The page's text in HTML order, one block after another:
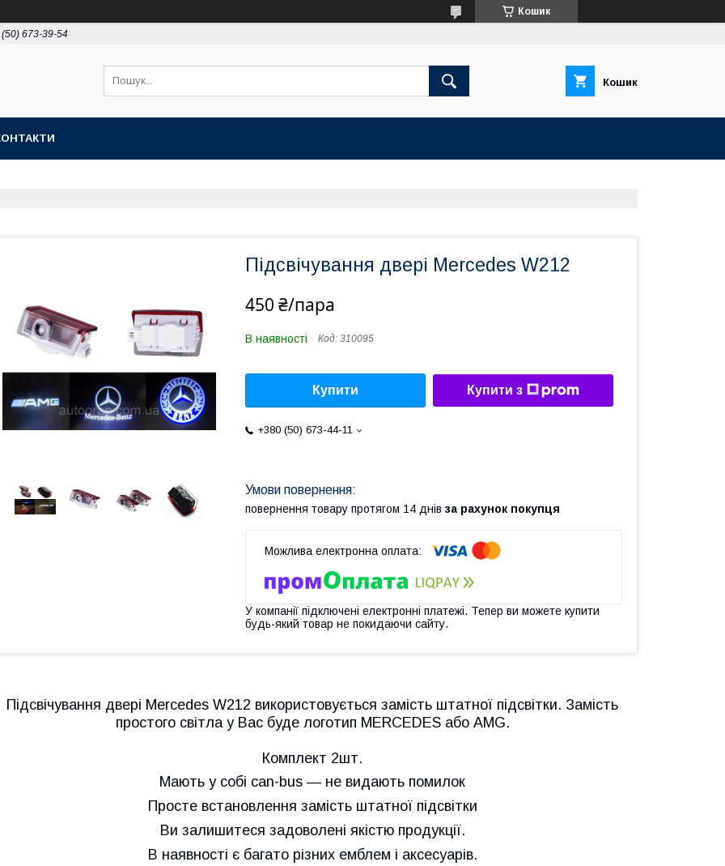
Кошик
673-39-54
Кошик
Підсвічування двері Mercedes W212
450 ₴/пара
В наявності Код: 310095
Купити Купити з
+380 (50) 673-44-11
повернення товару протягом 14 днів за рахунок покупця
У компанії підключені електронні платежі. Тепер ви можете купити
будь-який товар не покидаючи сайту.
Підсвічування двері Mercedes W212 використовується замість штатної підсвітки. Замість
простого світла у Вас буде логотип MERCEDES або AMG.
Комплект 2шт.
Мають у собі can-bus — не видають помилок
Просте встановлення замість штатної підсвітки
Ви залишитеся задоволені якістю продукції.
В наявності є багато різних емблем і аксесуарів.